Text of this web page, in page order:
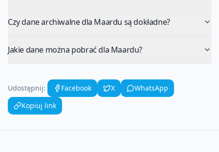
Czy dane archiwalne dla Maardu są dokładne?
Jakie dane można pobrać dla Maardu?
Udostępnij: Facebook X
WhatsApp
Kopiuj link